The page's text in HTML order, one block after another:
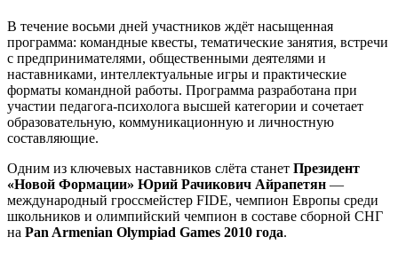
В течение восьми дней участников ждёт насыщенная
программа: командные квесты, тематические занятия, встречи
с предпринимателями, общественными деятелями и
наставниками, интеллектуальные игры и практические
форматы командной работы. Программа разработана при
участии педагога-психолога высшей категории и сочетает
образовательную, коммуникационную и личностную
составляющие.
Одним из ключевых наставников слёта станет Президент
«Новой Формации» Юрий Рачикович Айрапетян —
международный гроссмейстер FIDE, чемпион Европы среди
школьников и олимпийский чемпион в составе сборной СНГ
на Pan Armenian Olympiad Games 2010 года.